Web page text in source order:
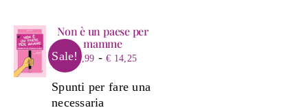
Sale!
Non è un paese per
mamme
€4,99 - € 14,25Fascia
prezzo:
Spunti per fare una
necessaria